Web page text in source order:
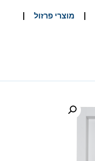
מוצרי פרזול